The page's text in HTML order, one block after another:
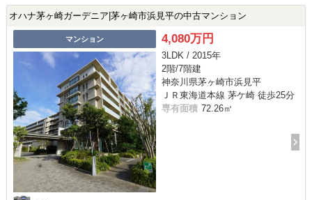
オハナ茅ヶ崎ガーデニア|茅ヶ崎市浜見平の中古マンション
マンション 4,080万円
3LDK / 2015年
2階/7階建
神奈川県茅ヶ崎市浜見平
ＪＲ東海道本線 茅ケ崎 徒歩25分
専有面積 72.26㎡